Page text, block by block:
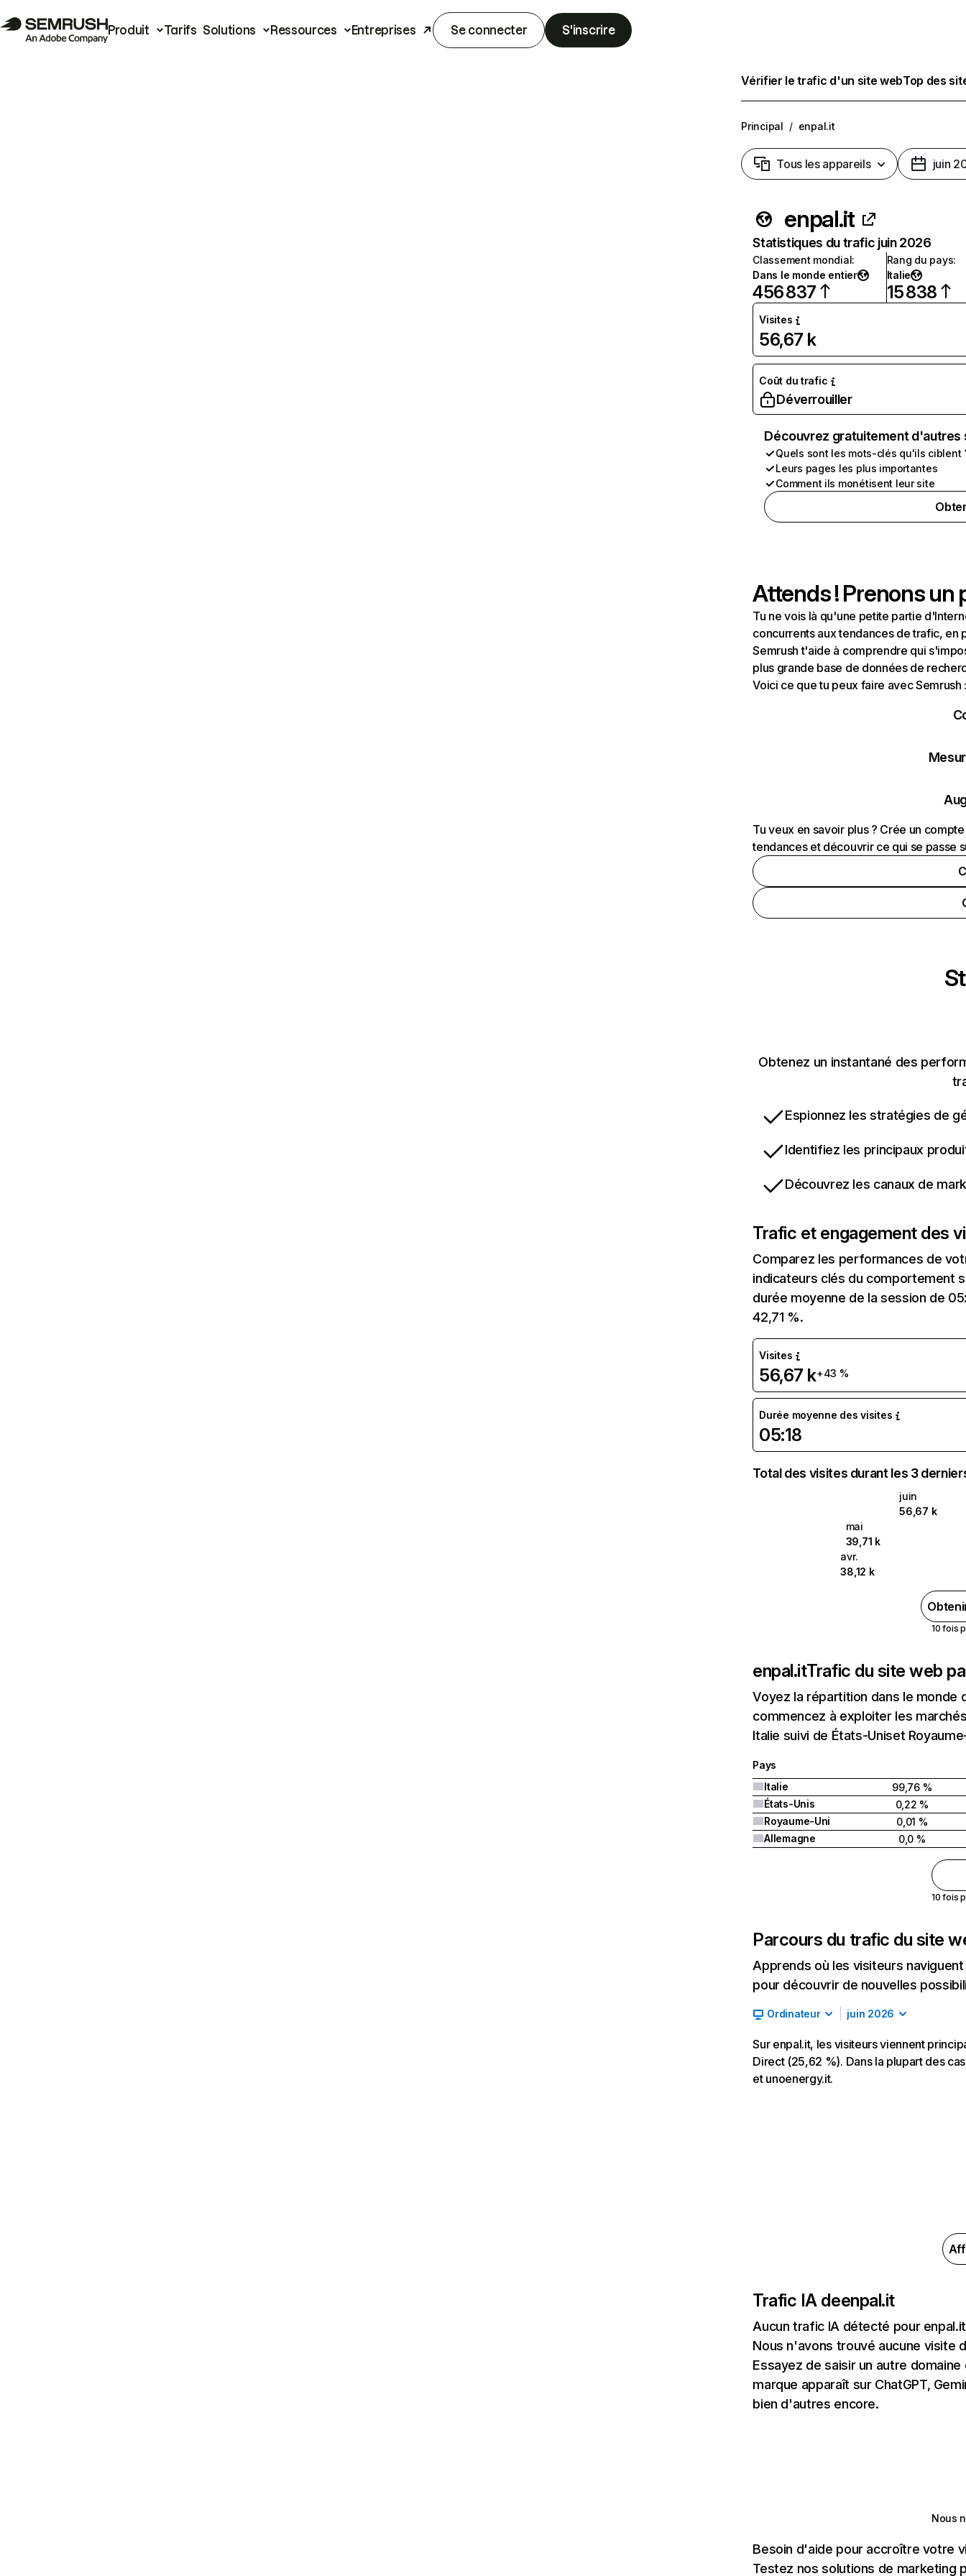
Produit Tarifs Solutions Ressources Entreprises Se connecter S'inscrire
Vérifier le trafic d'un site webTop des
Principal / enpal.it
Tous les appareils juin
enpal.it
Statistiques du trafic juin 2026
Classement mondial:
Dans le monde entier
456 837
Rang du pays:
Italie
15 838
Visites
56,67 k
Coût du trafic
Déverrouiller
Découvrez gratuitement
Quels sont les mots-clés qu'ils ciblent
Leurs pages les plus importantes
Comment ils monétisent leur site
Attends ! Prenons un
Tu ne vois là qu'une petite partie
concurrents aux tendances de trafic, en
Semrush t'aide à comprendre qui
plus grande base de données de
Voici ce que tu peux faire avec Semrush
Tu veux en savoir plus ? Crée un
tendances et découvrir ce qui se passe
Obtenez un instantané des
Espionnez les stratégies de
Identifiez les principaux
Découvrez les canaux de
Trafic et engagement des
Comparez les performances de
indicateurs clés du comportement
durée moyenne de la session de
42,71 %.
Visites
56,67 k+43 %
Durée moyenne des visites
05:18
Total des visites durant les 3
juin
56,67 k
mai
39,71 k
avr.
38,12 k
10 fois
enpal.itTrafic du site web
Voyez la répartition dans le
commencez à exploiter les
Italie suivi de États-Uniset
Pays
Italie
99,76 %
États-Unis
0,22 %
Royaume-Uni
0,01 %
Allemagne
0,0 %
10 fois
Parcours du trafic du site
Apprends où les visiteurs
pour découvrir de nouvelles
Ordinateur juin 2026
Sur enpal.it, les visiteurs viennent
Direct (25,62 %). Dans la plupart des
et unoenergy.it.
Trafic IA deenpal.it
Aucun trafic IA détecté pour enpal.it
Nous n'avons trouvé aucune visite
Essayez de saisir un autre
marque apparaît sur ChatGPT,
bien d'autres encore.
Nous
Besoin d'aide pour accroître votre
Testez nos solutions de marketing